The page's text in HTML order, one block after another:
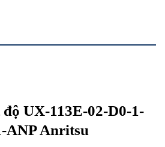
UX-113E-02-D0-1-
ANP Anritsu